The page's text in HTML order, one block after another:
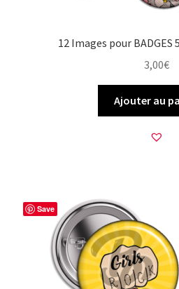
12 Images pour BADGES
3,00€
Ajouter au
Save